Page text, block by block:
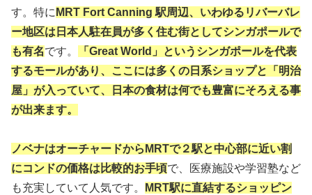
す。特に MRT Fort Canning 駅周辺、いわゆるリバーバレ
ー地区は日本人駐在員が多く住む街としてシンガポールで
も有名です。
「Great World」というシンガポールを代表
するモールがあり、ここには多くの日系ショップと「明治
屋」が入っていて、日本の食材は何でも豊富にそろえる事
が出来ます。
ノベナはオーチャードからMRTで２駅と中心部に近い割
にコンドの価格は比較的お手頃で、医療施設や学習塾など
も充実していて人気です。
MRT駅に直結するショッピン